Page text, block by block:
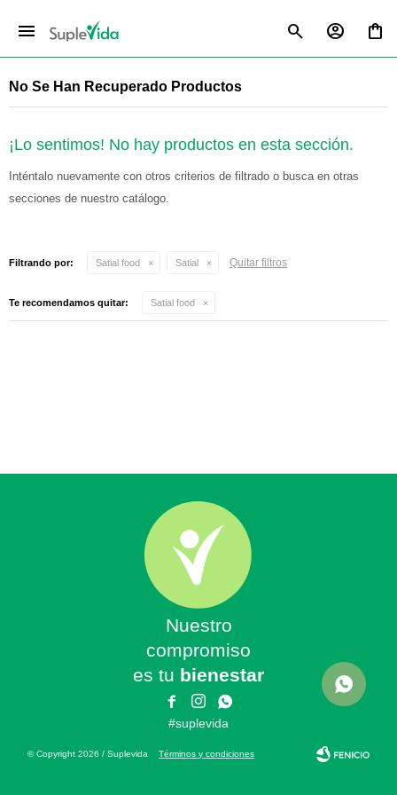
menu
No Se Han Recuperado Productos
¡Lo sentimos! No hay productos en esta sección.
Inténtalo nuevamente con otros criterios de filtrado o busca en otras
secciones de nuestro catálogo.
Filtrando por: Satial food Satial Quitar filtros
Te recomendamos quitar: Satial food
Nuestro
compromiso
es tu bienestar
 

#suplevida
© Copyright 2026 / SuplevidaTérminos y condiciones